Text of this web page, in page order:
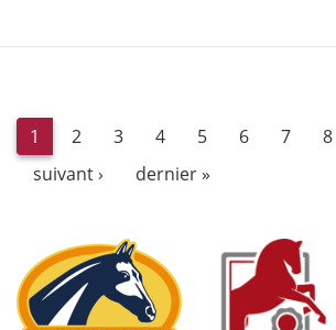
1 2 3 4 5 6 7 8
suivant ›
dernier »